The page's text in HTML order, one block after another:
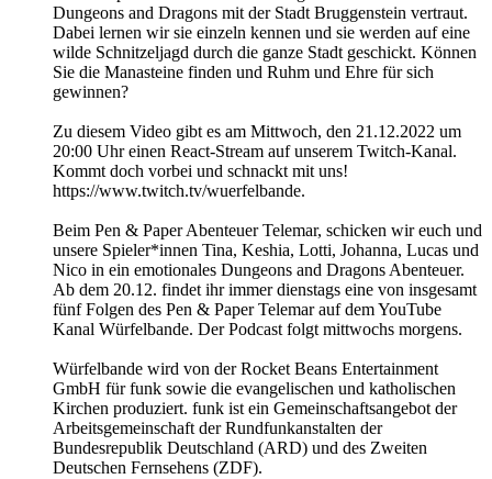
Dungeons and Dragons mit der Stadt Bruggenstein vertraut.
Dabei lernen wir sie einzeln kennen und sie werden auf eine
wilde Schnitzeljagd durch die ganze Stadt geschickt. Können
Sie die Manasteine finden und Ruhm und Ehre für sich
gewinnen?
Zu diesem Video gibt es am Mittwoch, den 21.12.2022 um
20:00 Uhr einen React-Stream auf unserem Twitch-Kanal.
Kommt doch vorbei und schnackt mit uns!
https://www.twitch.tv/wuerfelbande.
Beim Pen & Paper Abenteuer Telemar, schicken wir euch und
unsere Spieler*innen Tina, Keshia, Lotti, Johanna, Lucas und
Nico in ein emotionales Dungeons and Dragons Abenteuer.
Ab dem 20.12. findet ihr immer dienstags eine von insgesamt
fünf Folgen des Pen & Paper Telemar auf dem YouTube
Kanal Würfelbande. Der Podcast folgt mittwochs morgens.
Würfelbande wird von der Rocket Beans Entertainment
GmbH für funk sowie die evangelischen und katholischen
Kirchen produziert. funk ist ein Gemeinschaftsangebot der
Arbeitsgemeinschaft der Rundfunkanstalten der
Bundesrepublik Deutschland (ARD) und des Zweiten
Deutschen Fernsehens (ZDF).